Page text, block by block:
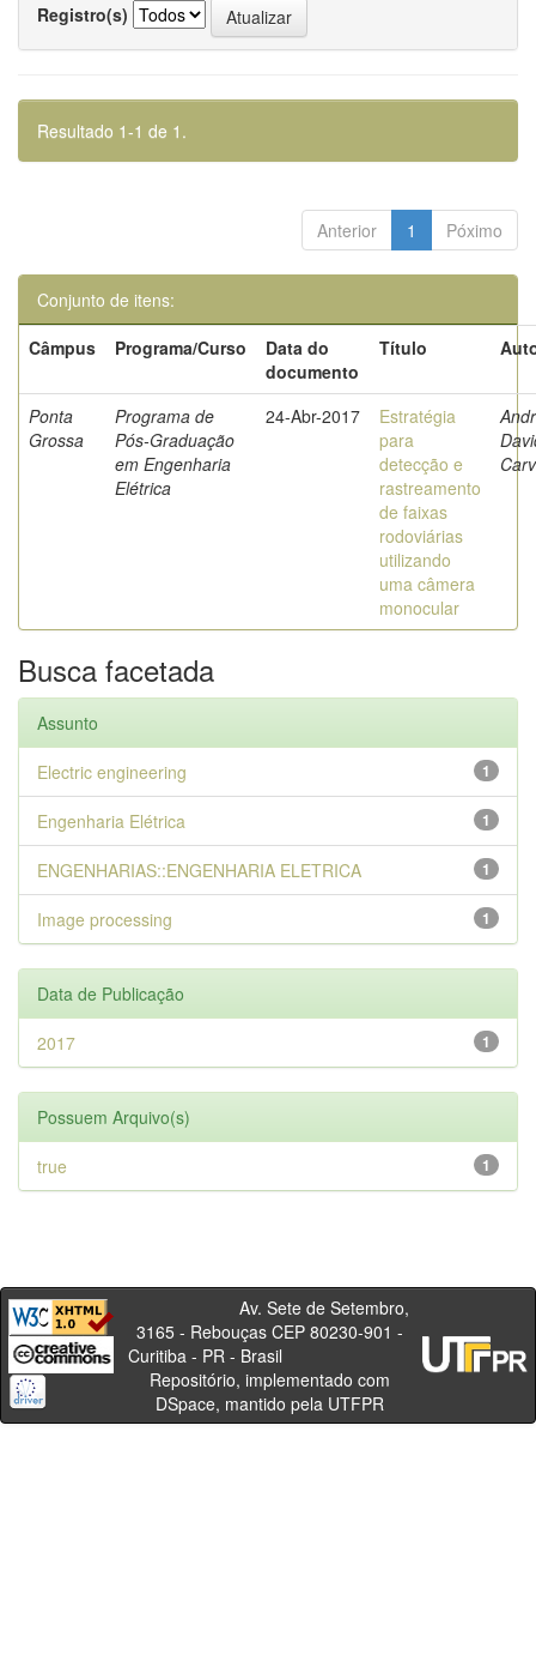
Registro(s)
Resultado 1-1 de 1.
Anterior 1 Póximo
Conjunto de itens:
Câmpus
Programa/Curso
Data do
documento
Título
Ponta
Grossa
Programa de
Pós-Graduação
em Engenharia
Elétrica
24-Abr-2017
Estratégia
para
detecção e
rastreamento
de faixas
rodoviárias
utilizando
uma câmera
monocular
Busca facetada
Assunto
1
Electric engineering
1
Engenharia Elétrica
1
ENGENHARIAS::ENGENHARIA ELETRICA
1
Image processing
Data de Publicação
1
2017
Possuem Arquivo(s)
1
true
Av. Sete de Setembro,
3165 - Rebouças CEP 80230-901 -
Curitiba - PR - Brasil
Repositório, implementado com
DSpace, mantido pela UTFPR